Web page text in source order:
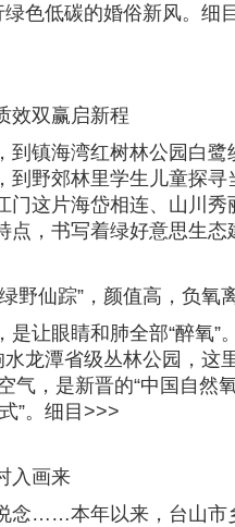
绿色低碳的婚俗新风。细
效双赢启新程
到镇海湾红树林公园白
到野郊林里学生儿童探
这片海岱相连、山川秀
点，书写着绿好意思生
野仙踪”，颜值高，负氧
是让眼睛和肺全部“醉氧”
龙潭省级丛林公园，这
气，是新晋的“中国自然
”。细目>>>
入画来
念……本年以来，台山市